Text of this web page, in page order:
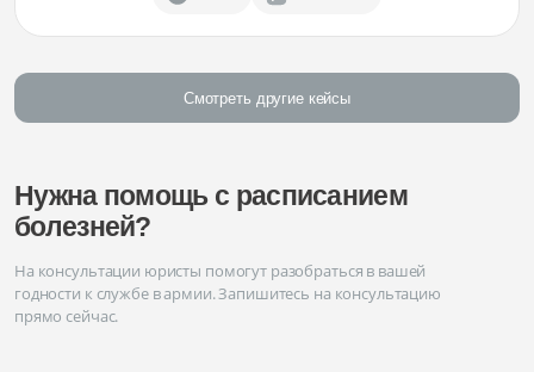
Смотреть другие кейсы
Нужна помощь с расписанием
болезней?
На консультации юристы помогут разобраться в вашей
годности к службе в армии. Запишитесь на консультацию
прямо сейчас.